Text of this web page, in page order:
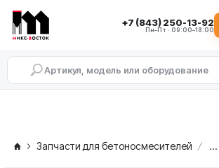
+7 (843) 250-13-92
Пн–Пт · 09:00–18:00
Запчасти для бетоносмесителей ...